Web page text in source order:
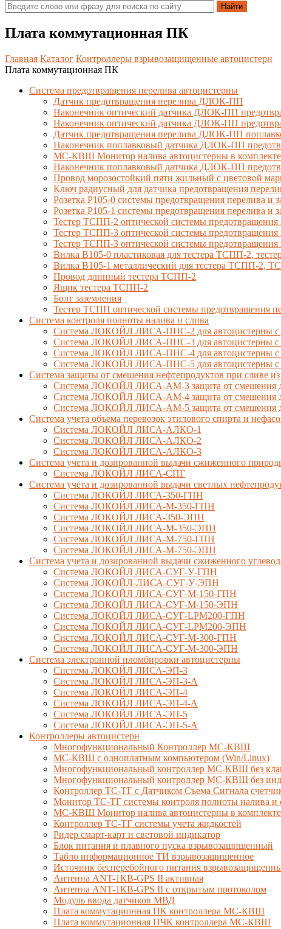
Плата коммутационная ПК
Главная Каталог Контроллеры взрывозащищенные автоцистерн
Плата коммутационная ПК
Система предотвращения перелива автоцистерны
Датчик предотвращения перелива ДЛОК-ПП
Наконечник оптический датчика ДЛОК-ПП
Наконечник оптический датчика ДЛОК-ПП
Датчик предотвращения перелива ДЛОК-ПП
Наконечник поплавковый датчика ДЛОК-ПП
МС-КВШ Монитор налива автоцистерны в комплекте
Наконечник поплавковый датчика ДЛОК-ПП
Провод морозостойкий пяти жильный с цветовой
Ключ радиусный для датчика предотвращения
Розетка Р105-0 системы предотвращения перелива и
Розетка Р105-1 системы предотвращения перелива и
Тестер ТСПП-2 оптической системы предотвращения
Тестер ТСПП-3 оптической системы предотвращения
Тестер ТСПП-3 оптической системы предотвращения
Вилка В105-0 пластиковая для тестера ТСПП-2,
Вилка В105-1 металлический для тестера ТСПП-
Провод длинный тестера ТСПП-2
Ящик тестера ТСПП-2
Болт заземления
Тестер ТСПП оптической системы предотвращения
Cистема контроля полноты налива и слива
Система ЛОКОЙЛ ЛИСА-ПНС-2 для автоцистерны с
Система ЛОКОЙЛ ЛИСА-ПНС-3 для автоцистерны с
Система ЛОКОЙЛ ЛИСА-ПНС-4 для автоцистерны с
Система ЛОКОЙЛ ЛИСА-ПНС-5 для автоцистерны с
Система защиты от смешения нефтепродуктов при сливе из
Система ЛОКОЙЛ ЛИСА-AM-3 защита от смешения
Система ЛОКОЙЛ ЛИСА-AM-4 защита от смешения
Система ЛОКОЙЛ ЛИСА-AM-5 защита от смешения
Система учета объема перевозок этилового спирта и
Система ЛОКОЙЛ ЛИСА-AЛКО-1
Система ЛОКОЙЛ ЛИСА-АЛКО-2
Система ЛОКОЙЛ ЛИСА-АЛКО-3
Система учета и дозированной выдачи сжиженного
Система ЛОКОЙЛ ЛИСА-СПГ
Система учета и дозированной выдачи светлых
Система ЛОКОЙЛ ЛИСА-350-ГПН
Система ЛОКОЙЛ ЛИСА-М-350-ГПН
Система ЛОКОЙЛ ЛИСА-350-ЭПН
Система ЛОКОЙЛ ЛИСА-М-350-ЭПН
Система ЛОКОЙЛ ЛИСА-М-750-ГПН
Система ЛОКОЙЛ ЛИСА-М-750-ЭПН
Система учета и дозированной выдачи сжиженного
Система ЛОКОЙЛ ЛИСА-СУГ-У-ГПН
Система ЛОКОЙЛ-ЛИСА-СУГ-У-ЭПН
Система ЛОКОЙЛ ЛИСА-СУГ-М-150-ГПН
Система ЛОКОЙЛ ЛИСА-СУГ-М-150-ЭПН
Система ЛОКОЙЛ ЛИСА-СУГ-LPM200-ГПН
Система ЛОКОЙЛ ЛИСА-СУГ-LPM200-ЭПН
Система ЛОКОЙЛ ЛИСА-СУГ-М-300-ГПН
Система ЛОКОЙЛ ЛИСА-СУГ-М-300-ЭПН
Система электронной пломбировки автоцистерны
Система ЛОКОЙЛ ЛИСА-ЭП-3
Система ЛОКОЙЛ ЛИСА-ЭП-3-А
Система ЛОКОЙЛ ЛИСА-ЭП-4
Система ЛОКОЙЛ ЛИСА-ЭП-4-А
Система ЛОКОЙЛ ЛИСА-ЭП-5
Система ЛОКОЙЛ ЛИСА-ЭП-5-А
Контроллеры автоцистерн
Многофункциональный Контроллер МС-КВШ
МС-КВШ с одноплатным компьютером (Win/Linux)
Многофункциональный контроллер МС-КВШ без
Многофункциональный контроллер МС-КВШ без
Контроллер ТС-ТГ с Датчиком Съема Сигнала
Монитор ТС-ТГ системы контроля полноты налива и
МС-КВШ Монитор налива автоцистерны в комплекте
Контроллер ТС-ТГ системы учета жидкостей
Ридер смарт-карт и световой индикатор
Блок питания и плавного пуска взрывозащищенный
Табло информационное ТИ взрывозащищенное
Источник бесперебойного питания
Антенна ANT-1КВ-GPS II активная
Антенна ANT-1КВ-GPS II с открытым протоколом
Модуль ввода датчиков МВД
Плата коммутационная ПК контроллера МС-КВШ
Плата коммутационная ПЧК контроллера МС-КВШ